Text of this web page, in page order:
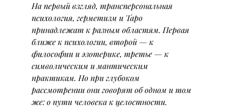
На первый взгляд, трансперсональная
психология, герметизм и Таро
принадлежат к разным областям. Первая
ближе к психологии, второй — к
философии и эзотерике, третье — к
символическим и мантическим
практикам. Но при глубоком
рассмотрении они говорят об одном и том
же: о пути человека к целостности.